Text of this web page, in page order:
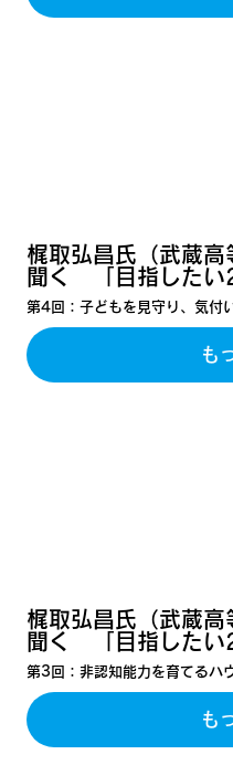
梶取弘昌氏（武蔵
聞く 「目指したい
第4回：子どもを見守り、気付
も
梶取弘昌氏（武蔵
聞く 「目指したい
第3回：非認知能力を育てるハ
も